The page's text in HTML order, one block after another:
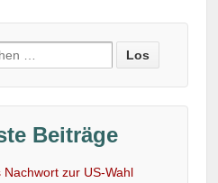
Beiträge
Nachwort zur US-Wahl